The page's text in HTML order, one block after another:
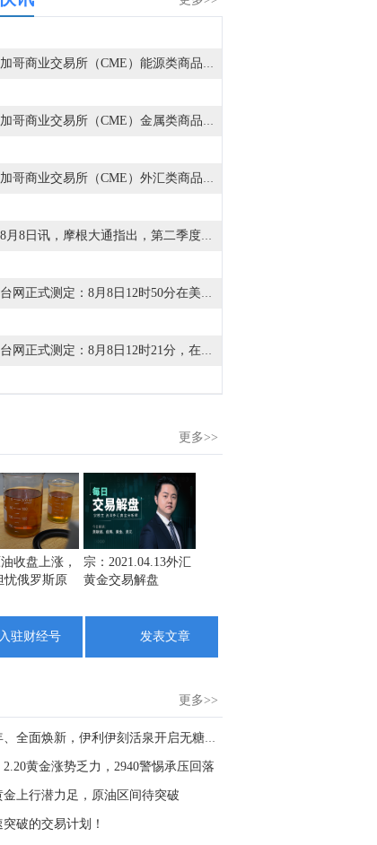
8月7日芝加哥商业交易所（CME）能源类商品成交量报告已在金十数据中心更新！欢迎点击查看
8月7日芝加哥商业交易所（CME）金属类商品成交量报告已在金十数据中心更新！欢迎点击查看
8月7日芝加哥商业交易所（CME）外汇类商品成交量报告已在金十数据中心更新！欢迎点击查看
金十数据8月8日讯，摩根大通指出，第二季度财报季已进入后期阶段，美国和欧洲约80%-85%的企业已经公布业绩。本季度企业盈利表现强劲，美国和欧洲地区均出现EPS超预期情况，且业绩超预期的企业覆盖范围较广。美国和欧洲报告EPS高于市场预期的公司比例均明显上升。尽管企业进入财报季前市场预期已经处于较高水平，但标普500指数成分股的综合EPS仍继续上行。下调盈利展望的企业比例已经降至2021年以来最低水平。从地区来看，美国和欧洲企业盈利同比增速分别达到25%和23%，均高于市场一致预期。收入增长表现同样健康，美国和欧洲分别达到14%和10%的同比增速。从行业层面看，两大地区盈利增长的很大一部分来自能源行业，主要受地缘冲突推动能源价格上涨的提振。金融行业也是美国和欧洲盈利增长的重要推动力，科技行业同样贡献显著。
中国地震台网正式测定：8月8日12时50分在美国阿拉斯加州发生5.2级地震，震源深度10千米。
中国地震台网正式测定：8月8日12时21分，在四川宜宾市珙县发生3.4级地震，震源深度9公里。
，赛富时将在旧金山总部裁员74人。
金十数据8月8日讯，据美国方面7日消息披露，美国太空探索技术公司（SpaceX）创始人马斯克明确拒绝允许乌克兰军方利用SpaceX旗下卫星互联网系统“星链”打击俄罗斯境内目标。美国方面援引乌前国防部长费多罗夫两名“身边人”消息称，费多罗夫此前一直在推动利用“星链”打击俄罗斯境内目标，曾尝试通过私下渠道与马斯克接触，但遭到后者拒绝。“截至目前，（马斯克）没有作出同意的决定。”消息称，马斯克之所以拒绝乌方用“星链”对俄进行纵深打击，是担心危机进一步升级。（央视新闻）
更多>>
收盘上涨，
忧俄罗斯原
宗：2021.04.13外汇
黄金交易解盘
入驻财经号 发表文章
更多>>
入局两年、全面焕新，伊利伊刻活泉开启无糖茶饮“下半场”
黄金涨势乏力，2940警惕承压回落
金上行潜力足，原油区间待突破
破的交易计划！